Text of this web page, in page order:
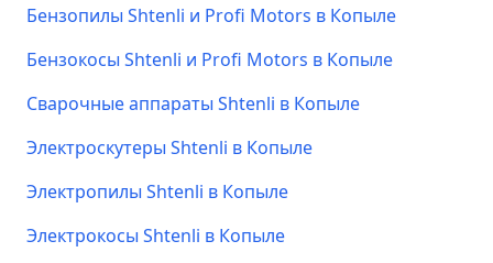
Бензопилы Shtenli и Profi Motors в Копыле
Бензокосы Shtenli и Profi Motors в Копыле
Сварочные аппараты Shtenli в Копыле
Электроскутеры Shtenli в Копыле
Электропилы Shtenli в Копыле
Электрокосы Shtenli в Копыле